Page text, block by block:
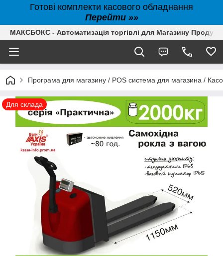
Готові комплекти касового обладнання
Перейти »»
МАКСБОКС - Автоматизація торгівлі для Магазину
Програма для магазину / POS система для магазина /
Для склада